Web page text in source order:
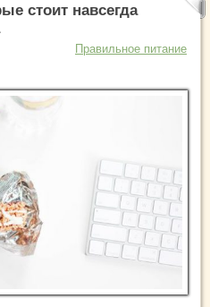
стоит навсегда
Правильное питание